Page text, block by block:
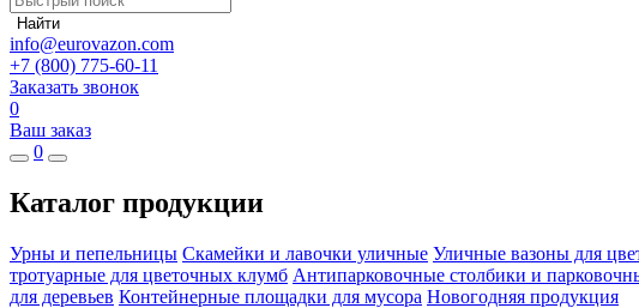
Найти
info@eurovazon.com
+7 (800) 775-60-11
Заказать звонок
0
Ваш заказ
0
Каталог продукции
Урны и пепельницы Скамейки и лавочки уличные Уличные вазоны для
тротуарные для цветочных клумб Антипарковочные столбики и
для деревьев Контейнерные площадки для мусора Новогодняя продукция